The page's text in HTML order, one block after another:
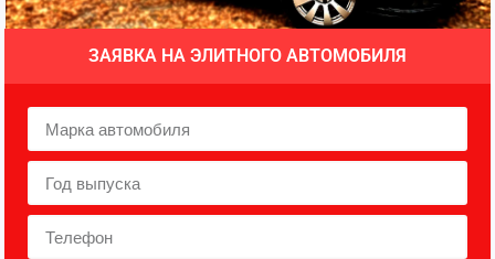
ЗАЯВКА НА ЭЛИТНОГО АВТОМОБИЛЯ